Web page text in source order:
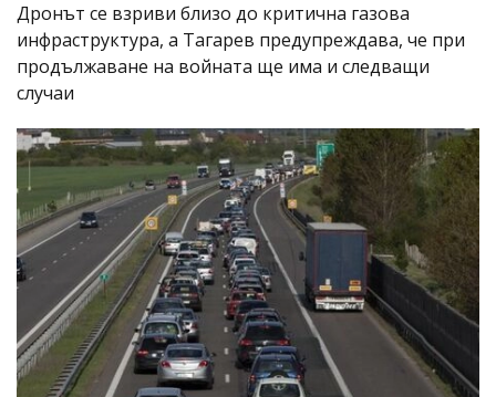
Дронът се взриви близо до критична газова
инфраструктура, а Тагарев предупреждава, че при
продължаване на войната ще има и следващи
случаи